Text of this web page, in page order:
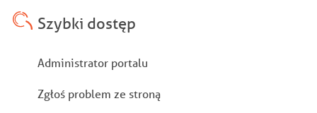
Szybki dostęp
Stopka
Administrator portalu
Zgłoś problem ze stroną